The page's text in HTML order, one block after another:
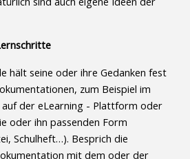
hält seine oder ihre Gedanken fest
zum Beispiel im
der eLearning - Plattform oder
oder ihn passenden Form
Schulheft…). Besprich die
mit dem oder der